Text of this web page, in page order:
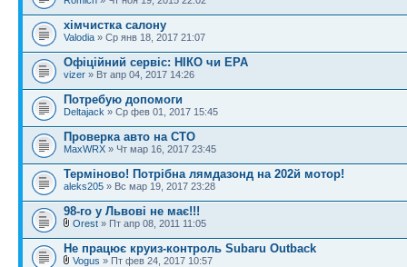
хімчистка салону
Valodia » Ср янв 18, 2017 21:07
Офіційний сервіс: НІКО чи ЕРА
vizer » Вт апр 04, 2017 14:26
Потребую допомоги
Deltajack » Ср фев 01, 2017 15:45
Проверка авто на СТО
MaxWRX » Чт мар 16, 2017 23:45
Терміново! Потрібна лямдазонд на 202й мотор!
aleks205 » Вс мар 19, 2017 23:28
98-го у Львові не має!!!
Orest » Пт апр 08, 2011 11:05
Не працює круиз-контроль Subaru Outback
Vogus » Пт фев 24, 2017 10:57